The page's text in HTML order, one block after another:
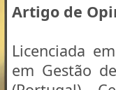
Artigo de
Licenciada
em Gestão